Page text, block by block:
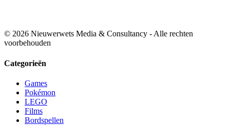
© 2026 Nieuwerwets Media & Consultancy - Alle rechten
voorbehouden
Categorieën
Games
Pokémon
LEGO
Films
Bordspellen